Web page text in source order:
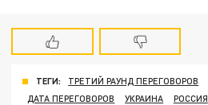
ТЕГИ: ТРЕТИЙ РАУНД ПЕРЕГОВОРОВ
ДАТА ПЕРЕГОВОРОВ
УКРАИНА РОССИЯ